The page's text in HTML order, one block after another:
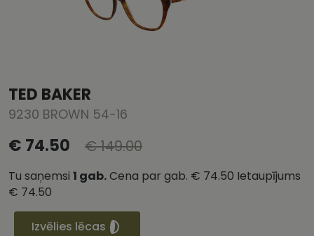
TED BAKER
9230 BROWN 54-16
€ 74.50 € 149.00
Tu saņemsi 1 gab.Cena par gab. € 74.50 Ietaupījums
€ 74.50
Izvēlies lēcas